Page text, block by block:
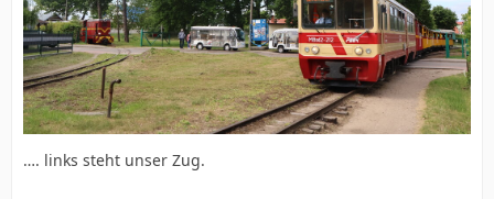
…. links steht unser Zug.